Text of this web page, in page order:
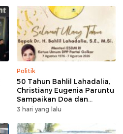
Politik
50 Tahun Bahlil Lahadalia,
Christiany Eugenia Paruntu
Sampaikan Doa dan
Harapan
3 hari yang lalu